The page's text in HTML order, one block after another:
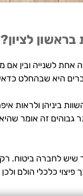
לציון?
לשנייה ובין
היא שבהחלט
ביניהן ולראות
זה אומר
שיש לחברה ביטוח.
כלכלי הולם